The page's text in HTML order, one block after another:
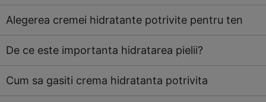
Alegerea cremei hidratante potrivite pentru ten
De ce este importanta hidratarea pielii?
Cum sa gasiti crema hidratanta potrivita